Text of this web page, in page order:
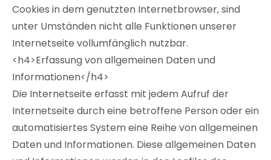
Cookies in dem genutzten Internetbrowser, sind
unter Umständen nicht alle Funktionen unserer
Internetseite vollumfänglich nutzbar.
<h4>Erfassung von allgemeinen Daten und
Informationen</h4>
Die Internetseite erfasst mit jedem Aufruf der
Internetseite durch eine betroffene Person oder ein
automatisiertes System eine Reihe von allgemeinen
Daten und Informationen. Diese allgemeinen Daten